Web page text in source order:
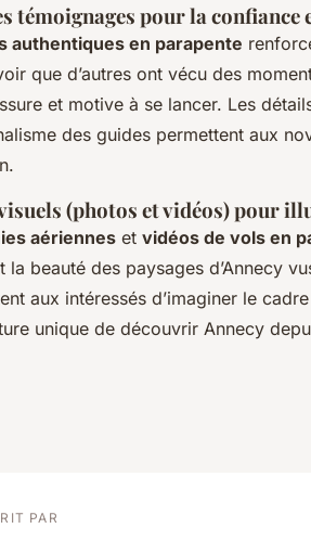
témoignages pour la confiance
authentiques en parapente
que d’autres ont vécu des
et motive à se lancer. Les
des guides permettent aux
(photos et vidéos) pour
aériennes et vidéos de vols en
la beauté des paysages d’Annecy
aux intéressés d’imaginer le
unique de découvrir Annecy
PAR